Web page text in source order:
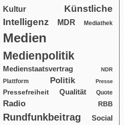
Kultur
Künstliche
Intelligenz
MDR Mediathek
Medien
Medienpolitik
Medienstaatsvertrag NDR
Plattform Politik Presse
Pressefreiheit Qualität Quote
Radio RBB
Rundfunkbeitrag
Social